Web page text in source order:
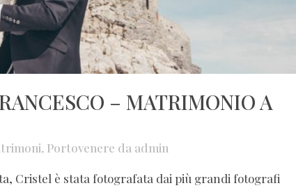
– MATRIMONIO A
, Portovenere da admin
Cristel è stata fotografata dai più grandi fotografi